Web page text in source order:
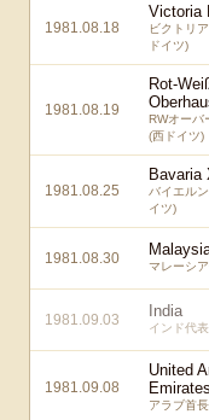
1981.08.18
Victoria
ビクトリ
ドイツ)
1981.08.19
Rot-
RWオーバ
(西ドイツ)
1981.08.25
Bavaria
バイエル
イツ)
1981.08.30 マレーシ
1981.09.03 India
インド代表
1981.09.08
United
Emirates
アラブ首